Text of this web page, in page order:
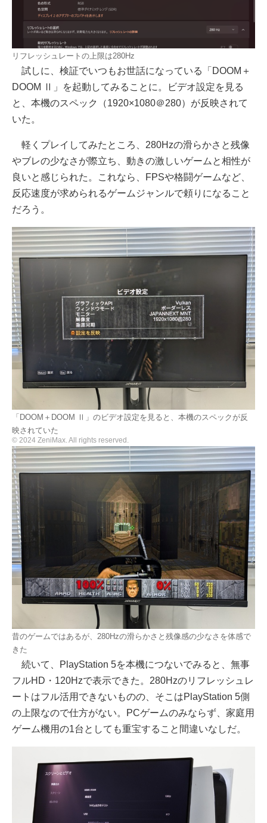
リフレッシュレートの上限は280Hz
試しに、検証でいつもお世話になっている「DOOM＋
DOOM Ⅱ」を起動してみることに。ビデオ設定を見る
と、本機のスペック（1920×1080＠280）が反映されて
いた。
軽くプレイしてみたところ、280Hzの滑らかさと残像
やブレの少なさが際立ち、動きの激しいゲームと相性が
良いと感じられた。これなら、FPSや格闘ゲームなど、
反応速度が求められるゲームジャンルで頼りになること
だろう。
「DOOM＋DOOM Ⅱ」のビデオ設定を見ると、本機のスペックが反
映されていた
© 2024 ZeniMax. All rights reserved.
昔のゲームではあるが、280Hzの滑らかさと残像感の少なさを体感で
きた
続いて、PlayStation 5を本機につないでみると、無事
フルHD・120Hzで表示できた。280Hzのリフレッシュレ
ートはフル活用できないものの、そこはPlayStation 5側
の上限なので仕方がない。PCゲームのみならず、家庭用
ゲーム機用の1台としても重宝すること間違いなしだ。